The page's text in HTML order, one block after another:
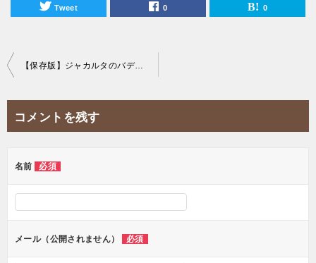
Tweet 0 0
投
ー
ョ
【保存版】ジャカルタのバディックオーダーができる仕立て屋&専門店まとめ！
コメントを残す
名前 必須
メール（公開されません） 必須